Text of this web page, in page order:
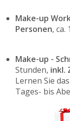
Make-up
Personen, ca.
Make-up -
Stunden, inkl.
Lernen Sie
Tages- bis